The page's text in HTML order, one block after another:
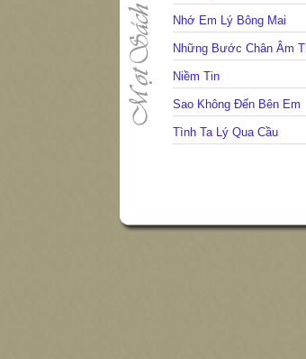
Nhớ Em Lý Bông Mai
Những Bước Chân Âm
Niềm Tin
Sao Không Đến Bên Em
Tình Ta Lý Qua Cầu